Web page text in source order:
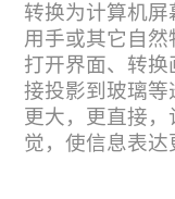
转换为计算机
用手或其它自然
打开界面、转
接投影到玻璃
更大，更直接
觉，使信息表达